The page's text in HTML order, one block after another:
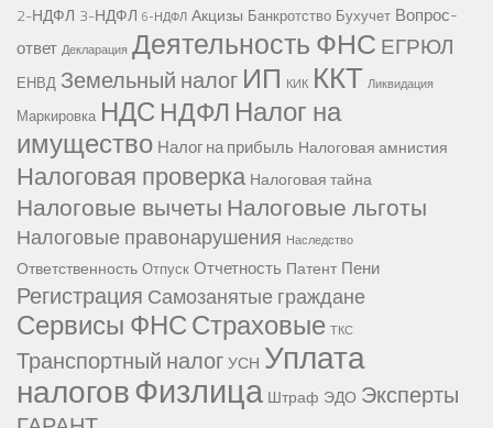
2-НДФЛ 3-НДФЛ 6-НДФЛ Акцизы Банкротство Бухучет Вопрос-
ответ Декларация Деятельность ФНС ЕГРЮЛ
ЕНВД Земельный налог ИП КИК ККТ Ликвидация
Маркировка НДС НДФЛ Налог на
имущество Налог на прибыль Налоговая амнистия
Налоговая проверка Налоговая тайна
Налоговые вычетыНалоговые льготы
Налоговые правонарушения Наследство
Ответственность Отпуск Отчетность Патент Пени
Регистрация Самозанятые граждане
Сервисы ФНССтраховые ТКС
Транспортный налогУСН Уплата
налоговФизлица Штраф ЭДО Эксперты